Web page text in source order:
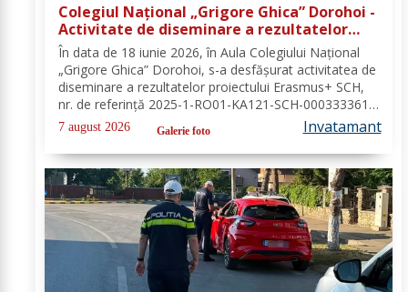
Colegiul Național „Grigore Ghica” Dorohoi -
Activitate de diseminare a rezultatelor
proiectului Erasmus+ SCH, 2025-1-RO01-
KA121-SCH-000333361
În data de 18 iunie 2026, în Aula Colegiului Național
„Grigore Ghica” Dorohoi, s-a desfășurat activitatea de
diseminare a rezultatelor proiectului Erasmus+ SCH,
nr. de referință 2025-1-RO01-KA121-SCH-000333361,
organizată de contabilul-șef, doamna Hrab Cristina, și
secretarul unității, doamna Alexa...
7 august 2026 Galerie foto Invatamant